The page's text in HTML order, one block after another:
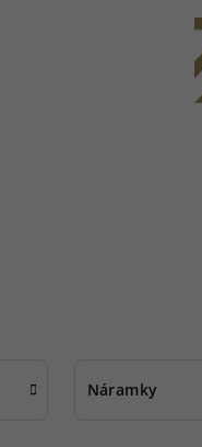
Náramky